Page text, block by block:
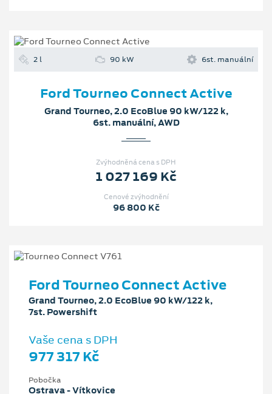
2 l 90 kW 6st. manuální
Ford Tourneo Connect Active
Grand Tourneo, 2.0 EcoBlue 90 kW/122 k,
6st. manuální, AWD
Zvýhodněná cena s DPH
1 027 169 Kč
Cenové zvýhodnění
96 800 Kč
Ford Tourneo Connect Active
Grand Tourneo, 2.0 EcoBlue 90 kW/122 k,
7st. Powershift
Vaše cena s DPH
977 317 Kč
Pobočka
Ostrava - Vítkovice